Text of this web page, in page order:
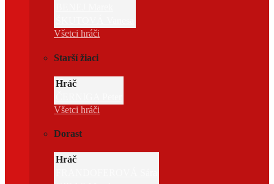
Všetci hráči
Starší žiaci
Hráč
Všetci hráči
Dorast
Hráč